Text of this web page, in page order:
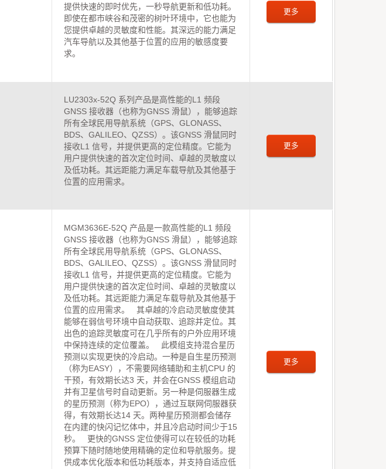
提供快速的即时优先，一秒导航更新和低功耗。
即使在都市峡谷和茂密的树叶环境中，它也能为
您提供卓越的灵敏度和性能。其深远的能力满足
汽车导航以及其他基于位置的应用的敏感度要
求。
更多
LU2303x-52Q 系列产品是高性能的L1 频段
GNSS 接收器（也称为GNSS 滑鼠），能够追踪
所有全球民用导航系统（GPS、GLONASS、
BDS、GALILEO、QZSS）。该GNSS 滑鼠同时
接收L1 信号，并提供更高的定位精度。它能为
用户提供快速的首次定位时间、卓越的灵敏度以
及低功耗。其远距能力满足车载导航及其他基于
位置的应用需求。
更多
MGM3636E-52Q 产品是一款高性能的L1 频段
GNSS 接收器（也称为GNSS 滑鼠），能够追踪
所有全球民用导航系统（GPS、GLONASS、
BDS、GALILEO、QZSS）。该GNSS 滑鼠同时
接收L1 信号，并提供更高的定位精度。它能为
用户提供快速的首次定位时间、卓越的灵敏度以
及低功耗。其远距能力满足车载导航及其他基于
位置的应用需求。 其卓越的冷启动灵敏度使其
能够在弱信号环境中自动获取、追踪并定位。其
出色的追踪灵敏度可在几乎所有的户外应用环境
中保持连续的定位覆盖。 此模组支持混合星历
预测以实现更快的冷启动。一种是自生星历预测
（称为EASY），不需要网络辅助和主机CPU 的
干预，有效期长达3 天，并会在GNSS 模组启动
并有卫星信号时自动更新。另一种是伺服器生成
的星历预测（称为EPO），通过互联网伺服器获
得，有效期长达14 天。两种星历预测都会储存
在内建的快闪记忆体中，并且冷启动时间少于15
秒。 更快的GNSS 定位使得可以在较低的功耗
预算下随时随地使用精确的定位和导航服务。提
供成本优化版本和低功耗版本，并支持自适应低
更多